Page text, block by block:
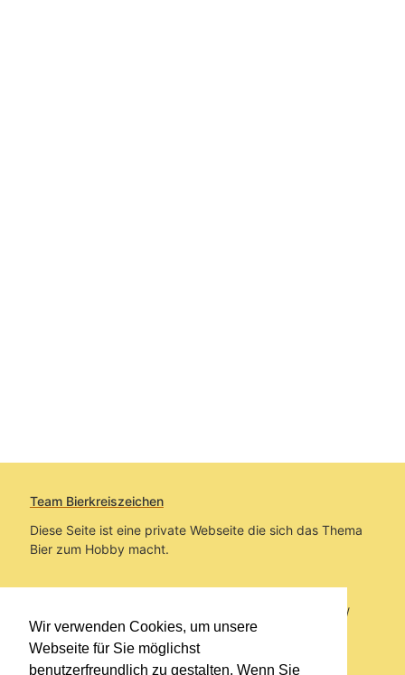
Wir verwenden Cookies, um unsere
Webseite für Sie möglichst
benutzerfreundlich zu gestalten. Wenn Sie
Team Bierkreiszeichen
Diese Seite ist eine private Webseite die sich das Thema
Bier zum Hobby macht.
Sie befinden sich auf https://www.bierkreiszeichen.at/
im Pfad:Bierkreiszeichen/Gesammelte Biere